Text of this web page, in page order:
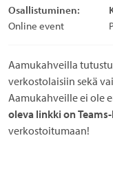
Osallistuminen:
Online event
Aamukahveilla
verkostolaisiin sekä
Aamukahveille ei ole
oleva linkki on
verkostoitumaan!